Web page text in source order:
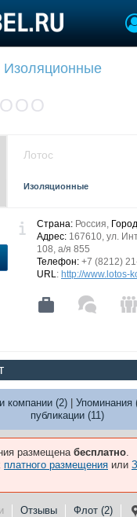
Торговая
Продажа флота
Услуги
Флот
Форум
Изоляционные
ООО
Лотос
Изоляционные
Страна: Россия,
Адрес: 167610, ул.
108, а/я 855
Телефон: +7 (8212)
URL: http://www.lotos-
компании (2) Упоминания
публикации (11)
размещена бесплатно.
платного размещения или
Отзывы Флот (2)